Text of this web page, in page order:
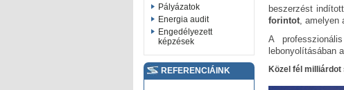
Pályázatok
Energia audit
Engedélyezett
képzések
REFERENCIÁINK
beszerzést indított
forintot, amelyen
A
lebonyolításában
Közel fél